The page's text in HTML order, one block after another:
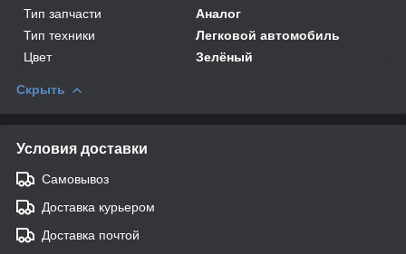
Тип запчасти
Аналог
Тип техники
Легковой автомобиль
Цвет
Зелёный
Скрыть
Условия доставки
Самовывоз
Доставка курьером
Доставка почтой